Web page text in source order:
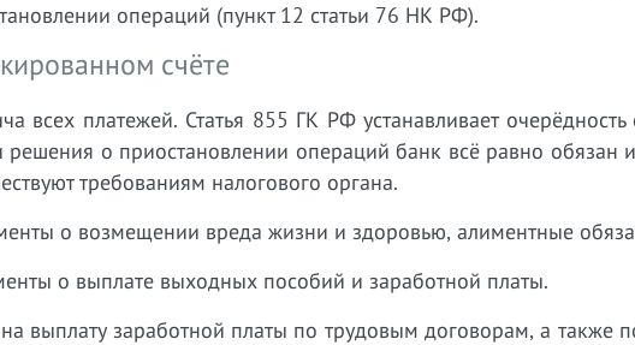
операций (пункт 12 статьи 76 НК РФ).
счёте
всех платежей. Статья 855 ГК РФ устанавливает очерёдность
о приостановлении операций банк всё равно обязан
требованиям налогового органа.
о возмещении вреда жизни и здоровью, алиментные
о выплате выходных пособий и заработной платы.
выплату заработной платы по трудовым договорам, а также